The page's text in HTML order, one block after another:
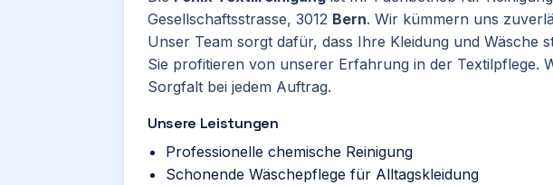
Gesellschaftsstrasse, 3012 Bern. Wir kümmern uns
Unser Team sorgt dafür, dass Ihre Kleidung und Wäsche
Sie profitieren von unserer Erfahrung in der Textilpflege.
Sorgfalt bei jedem Auftrag.
Unsere Leistungen
Professionelle chemische Reinigung
Schonende Wäschepflege für Alltagskleidung